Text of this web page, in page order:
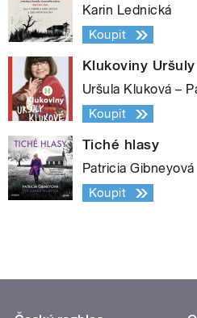
Karin Lednická
Koupit
Klukoviny
Uršula Kluková –
Koupit
Tiché hlasy
Patricia Gibneyová
Koupit